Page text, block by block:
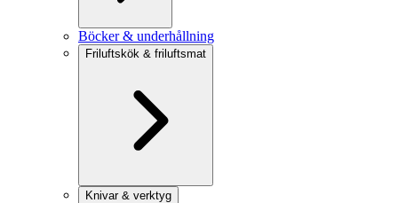
Böcker & underhållning
Friluftskök & friluftsmat
Knivar & verktyg